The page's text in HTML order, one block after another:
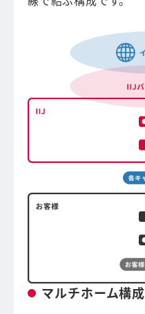
マルチホーム構成